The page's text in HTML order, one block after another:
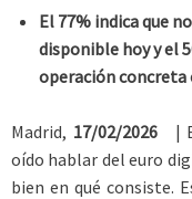
El 77% indica que
disponible hoy y el
operación concreta
Madrid, 17/02/2026| El
oído hablar del euro
bien en qué consiste.